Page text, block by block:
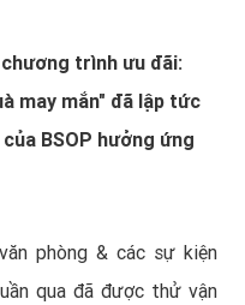
trình ưu đãi:
may mắn" đã lập tức
BSOP hưởng ứng
phòng & các sự kiện
qua đã được thử vận